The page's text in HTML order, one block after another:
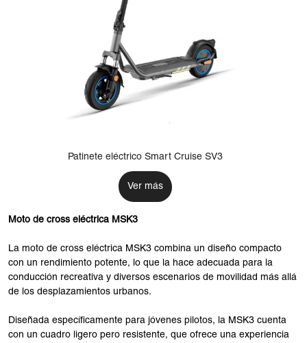
Patinete eléctrico Smart Cruise SV3
Ver más
Moto de cross eléctrica MSK3
La moto de cross eléctrica MSK3 combina un diseño compacto
con un rendimiento potente, lo que la hace adecuada para la
conducción recreativa y diversos escenarios de movilidad más allá
de los desplazamientos urbanos.
Diseñada específicamente para jóvenes pilotos, la MSK3 cuenta
con un cuadro ligero pero resistente, que ofrece una experiencia